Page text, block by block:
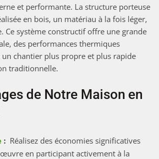
et performante. La structure porteuse
en bois, un matériau à la fois léger,
Ce système constructif offre une grande
des performances thermiques
un chantier plus propre et plus rapide
traditionnelle.
de Notre Maison en
: Réalisez des économies significatives
en participant activement à la